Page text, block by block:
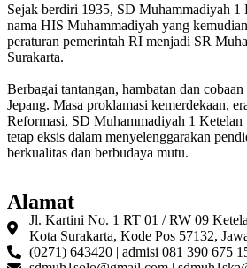
Sejak berdiri 1935, SD Muhammadiyah 1
nama HIS Muhammadiyah yang
peraturan pemerintah RI menjadi SR
Surakarta.
Berbagai tantangan, hambatan dan
Jepang. Masa proklamasi kemerdekaan,
Reformasi, SD Muhammadiyah 1 Ketelan
tetap eksis dalam menyelenggarakan
berkualitas dan berbudaya mutu.
Alamat
Jl. Kartini No. 1 RT 01 / RW 09
Kota Surakarta, Kode Pos 57132,
(0271) 643420 | admisi 081 390 675